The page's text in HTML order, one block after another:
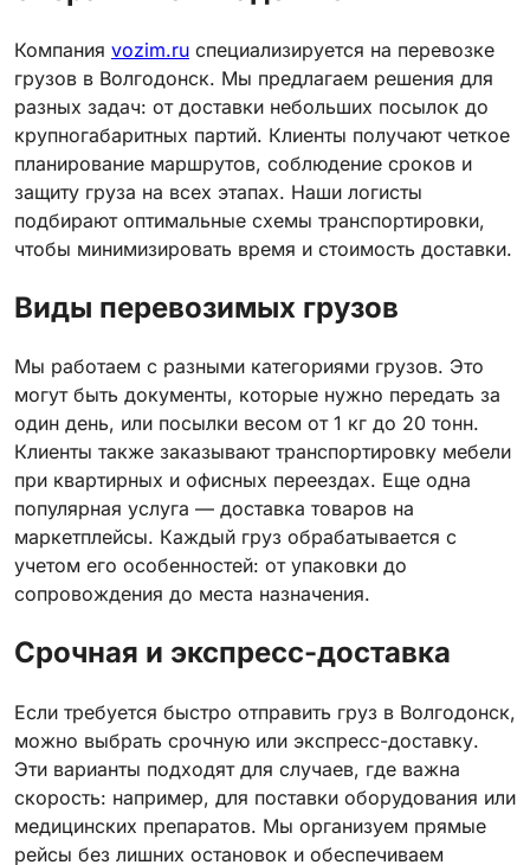
Компания vozim.ru специализируется на перевозке
грузов в Волгодонск. Мы предлагаем решения для
разных задач: от доставки небольших посылок до
крупногабаритных партий. Клиенты получают четкое
планирование маршрутов, соблюдение сроков и
защиту груза на всех этапах. Наши логисты
подбирают оптимальные схемы транспортировки,
чтобы минимизировать время и стоимость доставки.
Виды перевозимых грузов
Мы работаем с разными категориями грузов. Это
могут быть документы, которые нужно передать за
один день, или посылки весом от 1 кг до 20 тонн.
Клиенты также заказывают транспортировку мебели
при квартирных и офисных переездах. Еще одна
популярная услуга — доставка товаров на
маркетплейсы. Каждый груз обрабатывается с
учетом его особенностей: от упаковки до
сопровождения до места назначения.
Срочная и экспресс-доставка
Если требуется быстро отправить груз в Волгодонск,
можно выбрать срочную или экспресс-доставку.
Эти варианты подходят для случаев, где важна
скорость: например, для поставки оборудования или
медицинских препаратов. Мы организуем прямые
рейсы без лишних остановок и обеспечиваем